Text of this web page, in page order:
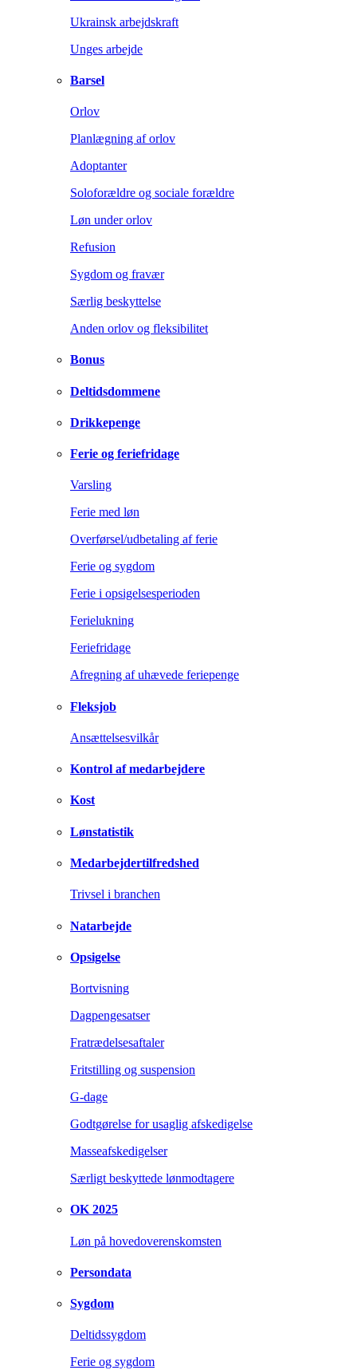
Ukrainsk arbejdskraft
Unges arbejde
Barsel
Orlov
Planlægning af orlov
Adoptanter
Soloforældre og sociale forældre
Løn under orlov
Refusion
Sygdom og fravær
Særlig beskyttelse
Anden orlov og fleksibilitet
Bonus
Deltidsdommene
Drikkepenge
Ferie og feriefridage
Varsling
Ferie med løn
Overførsel/udbetaling af ferie
Ferie og sygdom
Ferie i opsigelsesperioden
Ferielukning
Feriefridage
Afregning af uhævede feriepenge
Fleksjob
Ansættelsesvilkår
Kontrol af medarbejdere
Kost
Lønstatistik
Medarbejdertilfredshed
Trivsel i branchen
Natarbejde
Opsigelse
Bortvisning
Dagpengesatser
Fratrædelsesaftaler
Fritstilling og suspension
G-dage
Godtgørelse for usaglig afskedigelse
Masseafskedigelser
Særligt beskyttede lønmodtagere
OK 2025
Løn på hovedoverenskomsten
Persondata
Sygdom
Deltidssygdom
Ferie og sygdom